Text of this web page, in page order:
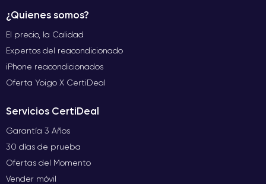
¿Quienes somos?
El precio, la Calidad
Expertos del reacondicionado
iPhone reacondicionados
Oferta Yoigo X CertiDeal
Servicios CertiDeal
Garantía 3 Años
30 días de prueba
Ofertas del Momento
Vender móvil